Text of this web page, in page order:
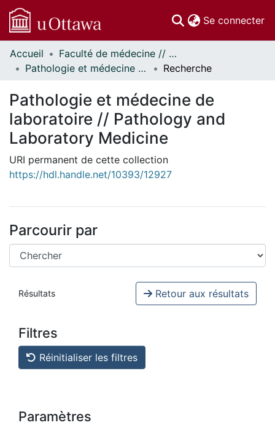
Se connecter
Communautés
et collections
Statistiques
À propos
Accueil
Faculté de médecine // Faculty of Medicine
Pathologie et médecine de laboratoire // Pathology and Laboratory Medicine
Recherche
Pathologie et médecine de
laboratoire // Pathology and
Laboratory Medicine
URI permanent de cette collection
https://hdl.handle.net/10393/12927
Parcourir par
Résultats Retour aux résultats
Filtres
Réinitialiser les filtres
Paramètres